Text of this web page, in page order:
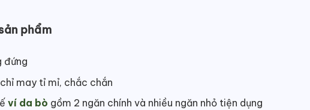
phẩm
đứng
may tỉ mỉ, chắc chắn
ví da bò gồm 2 ngăn chính và nhiều ngăn nhỏ tiện dụng